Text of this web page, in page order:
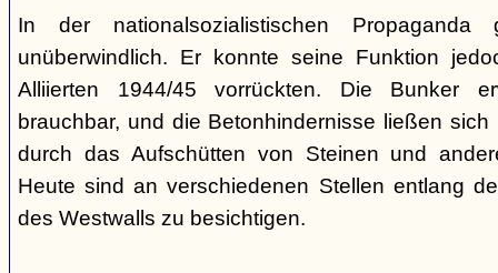
In der nationalsozialistischen
unüberwindlich. Er konnte seine Funktion
Alliierten 1944/45 vorrückten. Die Bunker
brauchbar, und die Betonhindernisse ließen
durch das Aufschütten von Steinen und
Heute sind an verschiedenen Stellen entlang
des Westwalls zu besichtigen.